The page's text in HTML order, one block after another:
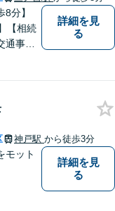
8分】
【相続
通事
困り
【夜
部初回
詳細を見
る
神戸駅 から徒歩3分
モット
詳細を見
る